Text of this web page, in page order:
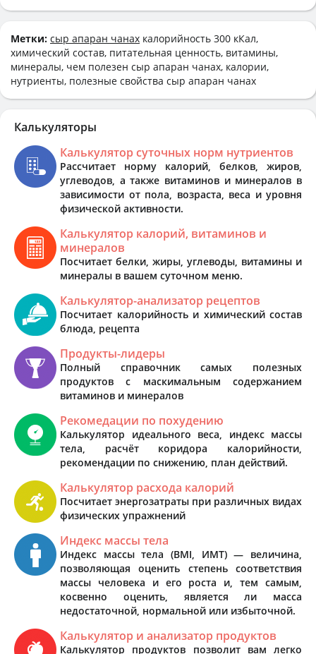
Метки: сыр апаран чанах калорийность 300 кКал,
химический состав, питательная ценность, витамины,
минералы, чем полезен сыр апаран чанах, калории,
нутриенты, полезные свойства сыр апаран чанах
Калькуляторы
Калькулятор суточных норм нутриентов
Рассчитает норму калорий, белков, жиров,
углеводов, а также витаминов и минералов в
зависимости от пола, возраста, веса и уровня
физической активности.
Калькулятор калорий, витаминов и
минералов
Посчитает белки, жиры, углеводы, витамины и
минералы в вашем суточном меню.
Калькулятор-анализатор рецептов
Посчитает калорийность и химический состав
блюда, рецепта
Продукты-лидеры
Полный справочник самых полезных
продуктов с маскимальным содержанием
витаминов и минералов
Рекомедации по похудению
Калькулятор идеального веса, индекс массы
тела, расчёт коридора калорийности,
рекомендации по снижению, план действий.
Калькулятор расхода калорий
Посчитает энергозатраты при различных видах
физических упражнений
Индекс массы тела
Индекс массы тела (BMI, ИМТ) — величина,
позволяющая оценить степень соответствия
массы человека и его роста и, тем самым,
косвенно оценить, является ли масса
недостаточной, нормальной или избыточной.
Калькулятор и анализатор продуктов
Калькулятор продуктов позволит вам легко